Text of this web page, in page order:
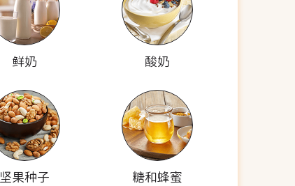
鲜奶 酸奶
坚果种子 糖和蜂蜜